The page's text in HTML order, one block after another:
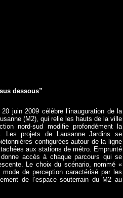
dessous”
juin 2009 célèbre l’inauguration de la
(M2), qui relie les hauts de la ville
nord-sud modifie profondément la
projets de Lausanne Jardins se
configurées autour de la ligne
aux stations de métro. Emprunté
accès à chaque parcours qui se
Le choix du scénario, nommé «
de perception caractérisé par les
de l’espace souterrain du M2 au